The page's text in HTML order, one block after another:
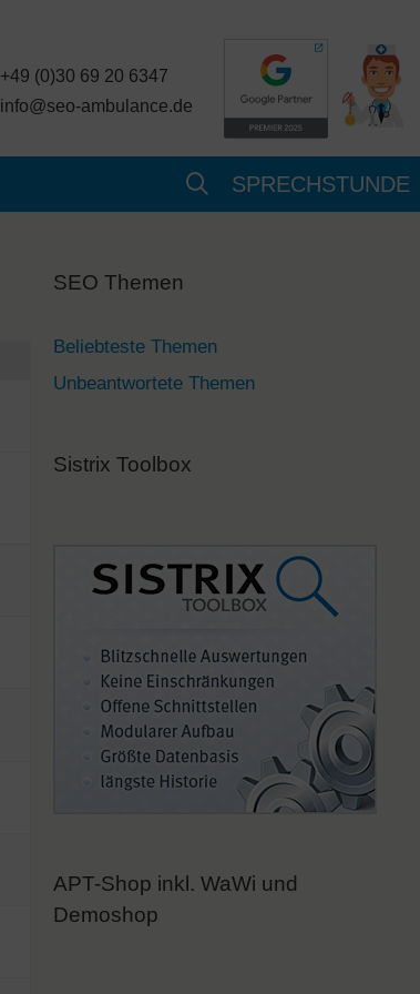
+49 (0)30 69 20 6347
info@seo-ambulance.de
SPRECHSTUNDE
SEO Themen
Beliebteste Themen
Unbeantwortete Themen
Sistrix Toolbox
APT-Shop inkl. WaWi und
Demoshop